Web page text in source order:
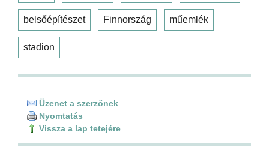
belsőépítészet Finnország műemlék
stadion
Üzenet a szerzőnek
Nyomtatás
Vissza a lap tetejére